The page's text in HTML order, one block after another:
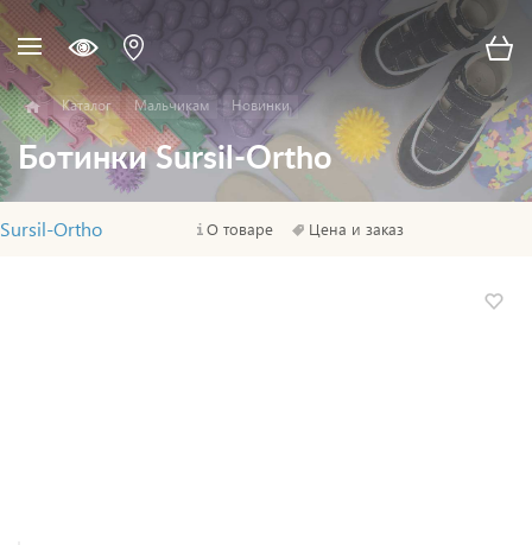
Каталог Мальчикам Новинки
Ботинки Sursil-Ortho
Sursil-Ortho О товаре Цена и заказ